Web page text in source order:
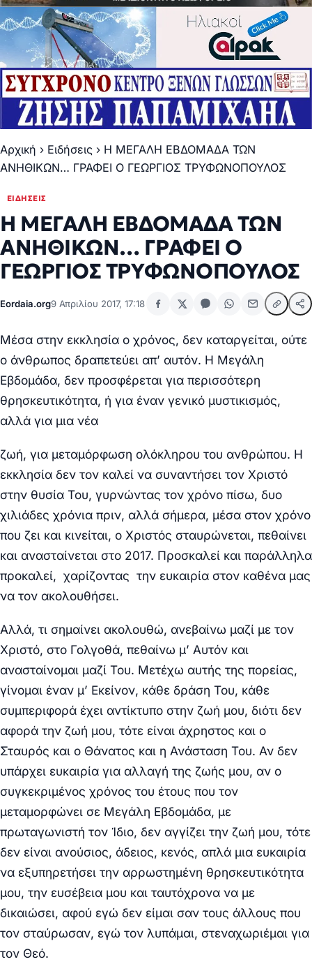
Αρχική › Ειδήσεις › Η ΜΕΓΑΛΗ ΕΒΔΟΜΑΔΑ ΤΩΝ
ΑΝΗΘΙΚΩΝ… ΓΡΑΦΕΙ Ο ΓΕΩΡΓΙΟΣ ΤΡΥΦΩΝΟΠΟΥΛΟΣ
ΕΙΔΉΣΕΙΣ
Η ΜΕΓΑΛΗ ΕΒΔΟΜΑΔΑ ΤΩΝ
ΑΝΗΘΙΚΩΝ… ΓΡΑΦΕΙ Ο
ΓΕΩΡΓΙΟΣ ΤΡΥΦΩΝΟΠΟΥΛΟΣ
Eordaia.org9 Απριλίου 2017, 17:18
Μέσα στην εκκλησία ο χρόνος, δεν καταργείται, ούτε
ο άνθρωπος δραπετεύει απ’ αυτόν. Η Μεγάλη
Εβδομάδα, δεν προσφέρεται για περισσότερη
θρησκευτικότητα, ή για έναν γενικό μυστικισμός,
αλλά για μια νέα
ζωή, για μεταμόρφωση ολόκληρου του ανθρώπου. Η
εκκλησία δεν τον καλεί να συναντήσει τον Χριστό
στην θυσία Του, γυρνώντας τον χρόνο πίσω, δυο
χιλιάδες χρόνια πριν, αλλά σήμερα, μέσα στον χρόνο
που ζει και κινείται, ο Χριστός σταυρώνεται, πεθαίνει
και ανασταίνεται στο 2017. Προσκαλεί και παράλληλα
προκαλεί, χαρίζοντας την ευκαιρία στον καθένα μας
να τον ακολουθήσει.
Αλλά, τι σημαίνει ακολουθώ, ανεβαίνω μαζί με τον
Χριστό, στο Γολγοθά, πεθαίνω μ’ Αυτόν και
ανασταίνομαι μαζί Του. Μετέχω αυτής της πορείας,
γίνομαι έναν μ’ Εκείνον, κάθε δράση Του, κάθε
συμπεριφορά έχει αντίκτυπο στην ζωή μου, διότι δεν
αφορά την ζωή μου, τότε είναι άχρηστος και ο
Σταυρός και ο Θάνατος και η Ανάσταση Του. Αν δεν
υπάρχει ευκαιρία για αλλαγή της ζωής μου, αν ο
συγκεκριμένος χρόνος του έτους που τον
μεταμορφώνει σε Μεγάλη Εβδομάδα, με
πρωταγωνιστή τον Ίδιο, δεν αγγίζει την ζωή μου, τότε
δεν είναι ανούσιος, άδειος, κενός, απλά μια ευκαιρία
να εξυπηρετήσει την αρρωστημένη θρησκευτικότητα
μου, την ευσέβεια μου και ταυτόχρονα να με
δικαιώσει, αφού εγώ δεν είμαι σαν τους άλλους που
τον σταύρωσαν, εγώ τον λυπάμαι, στεναχωριέμαι για
τον Θεό.